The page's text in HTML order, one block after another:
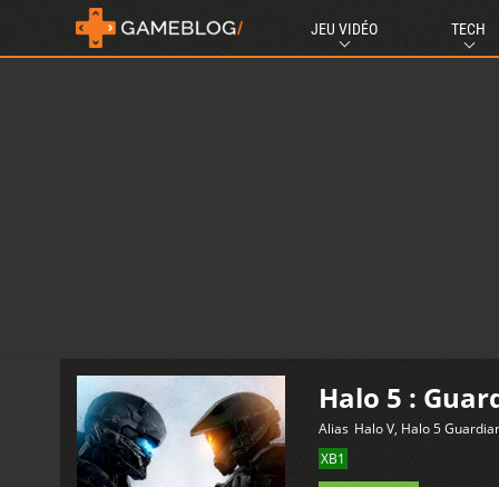
JEU VIDÉO TECH
Halo 5 :
Alias Halo V, Halo 5
XB1